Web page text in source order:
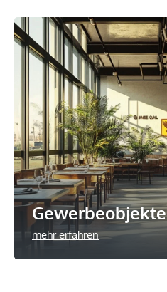
Gewerbeobjekte
mehr erfahren